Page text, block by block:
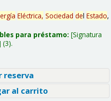
Eléctrica, Sociedad del Estado,
para préstamo: Signatura
(3).
reserva
al carrito